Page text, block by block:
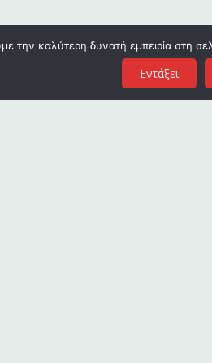
την καλύτερη δυνατή εμπειρία στη
Εντάξει